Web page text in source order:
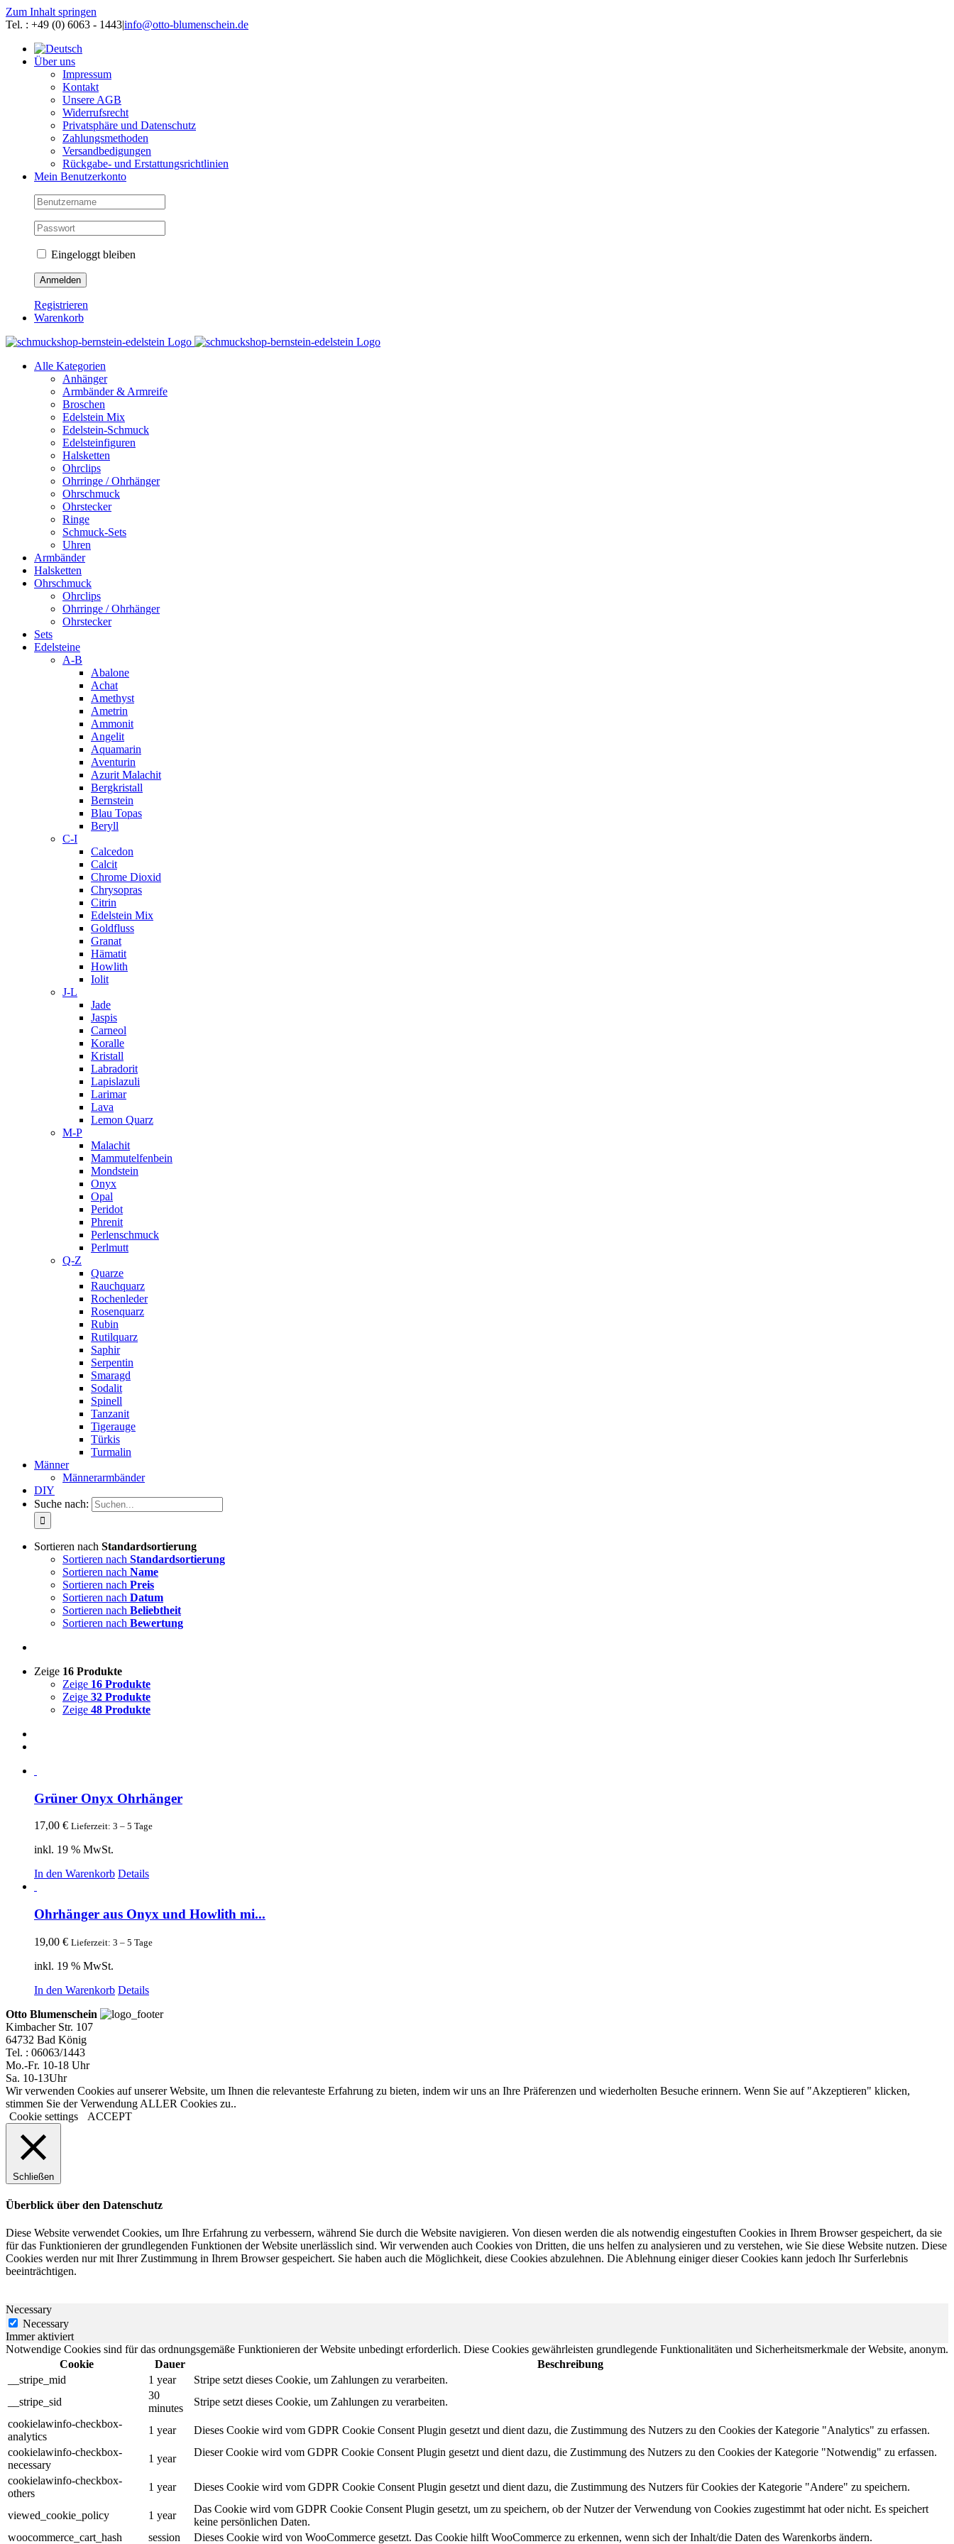
Zum Inhalt springen
Tel. : +49 (0) 6063 - 1443|info@otto-blumenschein.de
Über uns
Impressum
Kontakt
Unsere AGB
Widerrufsrecht
Privatsphäre und Datenschutz
Zahlungsmethoden
Versandbedigungen
Rückgabe- und Erstattungsrichtlinien
Mein Benutzerkonto
Eingeloggt bleiben
Registrieren
Warenkorb
Alle Kategorien
Anhänger
Armbänder & Armreife
Broschen
Edelstein Mix
Edelstein-Schmuck
Edelsteinfiguren
Halsketten
Ohrclips
Ohrringe / Ohrhänger
Ohrschmuck
Ohrstecker
Ringe
Schmuck-Sets
Uhren
Armbänder
Halsketten
Ohrschmuck
Ohrclips
Ohrringe / Ohrhänger
Ohrstecker
Sets
Edelsteine
A-B
Abalone
Achat
Amethyst
Ametrin
Ammonit
Angelit
Aquamarin
Aventurin
Azurit Malachit
Bergkristall
Bernstein
Blau Topas
Beryll
C-I
Calcedon
Calcit
Chrome Dioxid
Chrysopras
Citrin
Edelstein Mix
Goldfluss
Granat
Hämatit
Howlith
Iolit
J-L
Jade
Jaspis
Carneol
Koralle
Kristall
Labradorit
Lapislazuli
Larimar
Lava
Lemon Quarz
M-P
Malachit
Mammutelfenbein
Mondstein
Onyx
Opal
Peridot
Phrenit
Perlenschmuck
Perlmutt
Q-Z
Quarze
Rauchquarz
Rochenleder
Rosenquarz
Rubin
Rutilquarz
Saphir
Serpentin
Smaragd
Sodalit
Spinell
Tanzanit
Tigerauge
Türkis
Turmalin
Männer
Männerarmbänder
DIY
Suche nach:
Sortieren nach Standardsortierung
Sortieren nach Standardsortierung
Sortieren nach Name
Sortieren nach Preis
Sortieren nach Datum
Sortieren nach Beliebtheit
Sortieren nach Bewertung
Zeige 16 Produkte
Zeige 16 Produkte
Zeige 32 Produkte
Zeige 48 Produkte
Grüner Onyx Ohrhänger
17,00 € Lieferzeit: 3 – 5 Tage
inkl. 19 % MwSt.
In den Warenkorb Details
Ohrhänger aus Onyx und Howlith mi...
19,00 € Lieferzeit: 3 – 5 Tage
inkl. 19 % MwSt.
In den Warenkorb Details
Otto Blumenschein
Kimbacher Str. 107
64732 Bad König
Tel. : 06063/1443
Mo.-Fr. 10-18 Uhr
Sa. 10-13Uhr
Wir verwenden Cookies auf unserer Website, um Ihnen die relevanteste Erfahrung zu bieten, indem wir uns an Ihre Präferenzen und wiederholten Besuche erinnern. Wenn Sie auf "Akzeptieren" klicken,
stimmen Sie der Verwendung ALLER Cookies zu..
Cookie settings
ACCEPT
Schließen
Überblick über den Datenschutz
Diese Website verwendet Cookies, um Ihre Erfahrung zu verbessern, während Sie durch die Website navigieren. Von diesen werden die als notwendig eingestuften Cookies in Ihrem Browser gespeichert, da sie
für das Funktionieren der grundlegenden Funktionen der Website unerlässlich sind. Wir verwenden auch Cookies von Dritten, die uns helfen zu analysieren und zu verstehen, wie Sie diese Website nutzen. Diese
Cookies werden nur mit Ihrer Zustimmung in Ihrem Browser gespeichert. Sie haben auch die Möglichkeit, diese Cookies abzulehnen. Die Ablehnung einiger dieser Cookies kann jedoch Ihr Surferlebnis
beeinträchtigen.
Necessary
Necessary
Immer aktiviert
Notwendige Cookies sind für das ordnungsgemäße Funktionieren der Website unbedingt erforderlich. Diese Cookies gewährleisten grundlegende Funktionalitäten und Sicherheitsmerkmale der Website, anonym.
Cookie
Dauer
Beschreibung
__stripe_mid
1 year
Stripe setzt dieses Cookie, um Zahlungen zu verarbeiten.
__stripe_sid
30
minutes
Stripe setzt dieses Cookie, um Zahlungen zu verarbeiten.
cookielawinfo-checkbox-
analytics
1 year
Dieses Cookie wird vom GDPR Cookie Consent Plugin gesetzt und dient dazu, die Zustimmung des Nutzers zu den Cookies der Kategorie "Analytics" zu erfassen.
cookielawinfo-checkbox-
necessary
1 year
Dieser Cookie wird vom GDPR Cookie Consent Plugin gesetzt und dient dazu, die Zustimmung des Nutzers zu den Cookies der Kategorie "Notwendig" zu erfassen.
cookielawinfo-checkbox-
others
1 year Dieses Cookie wird vom GDPR Cookie Consent Plugin gesetzt und dient dazu, die Zustimmung des Nutzers für Cookies der Kategorie "Andere" zu speichern.
viewed_cookie_policy 1 year
Das Cookie wird vom GDPR Cookie Consent Plugin gesetzt, um zu speichern, ob der Nutzer der Verwendung von Cookies zugestimmt hat oder nicht. Es speichert
keine persönlichen Daten.
woocommerce_cart_hash
session Dieses Cookie wird von WooCommerce gesetzt. Das Cookie hilft WooCommerce zu erkennen, wenn sich der Inhalt/die Daten des Warenkorbs ändern.